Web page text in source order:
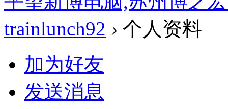
trainlunch92 › 个人资料
加为好友
发送消息